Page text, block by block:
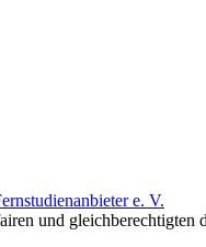
e. V.
und